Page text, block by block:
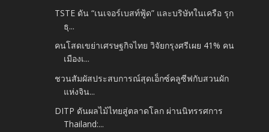
TSTE ดัน “เนเจอร์เบสท์ฟู้ด” และบริษัทในเครือ รุก
ธุ...
คนโสดเขย่าเศรษฐกิจไทย วิจัยกรุงศรีเผย 41% คน
เมืองเ...
ชวนสัมผัสประสบการณ์สุดเอ็กซ์คลูซีฟกับสวนผัก
แห่งจิน...
DITP ดันผลไม้ไทยสู่ตลาดโลก ผ่านนิทรรศการ
Thailand:...